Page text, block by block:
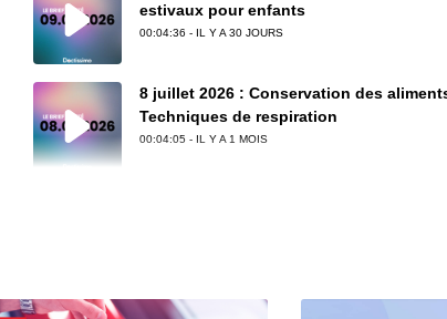
estivaux pour enfants
00:04:36 - IL Y A 30 JOURS
8 juillet 2026 : Conservation des
Techniques de respiration
00:04:05 - IL Y A 1 MOIS
3 juillet 2026 : Alimentation saine en